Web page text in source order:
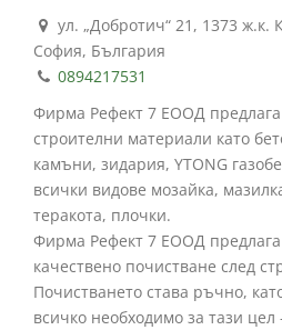
ул. „Добротич“ 21, 1373 ж.к.
София, България
0894217531
Фирма Рефект 7 ЕООД предлага
строителни материали като
камъни, зидария, YTONG
всички видове мозайка,
теракота, плочки.
Фирма Рефект 7 ЕООД предлага
качествено почистване след
Почистването става ръчно,
всичко необходимо за тази цел